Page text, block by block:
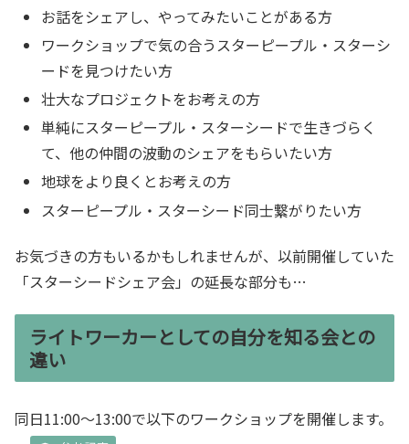
お話をシェアし、やってみたいことがある方
ワークショップで気の合うスターピープル・スターシ
ードを見つけたい方
壮大なプロジェクトをお考えの方
単純にスターピープル・スターシードで生きづらく
て、他の仲間の波動のシェアをもらいたい方
地球をより良くとお考えの方
スターピープル・スターシード同士繋がりたい方
お気づきの方もいるかもしれませんが、以前開催していた
「スターシードシェア会」の延長な部分も…
ライトワーカーとしての自分を知る会との
違い
同日11:00～13:00で以下のワークショップを開催します。